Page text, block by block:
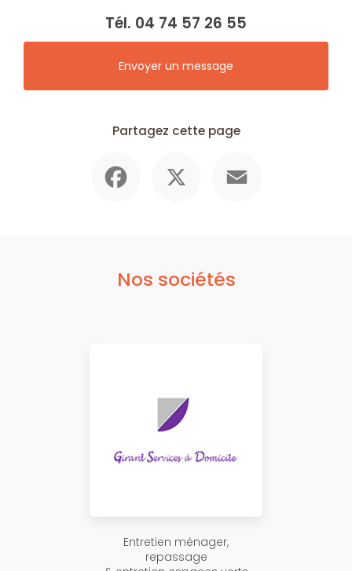
Tél. 04 74 57 26 55
Envoyer un message
Partagez cette page
Nos sociétés
Entretien ménager,
repassage